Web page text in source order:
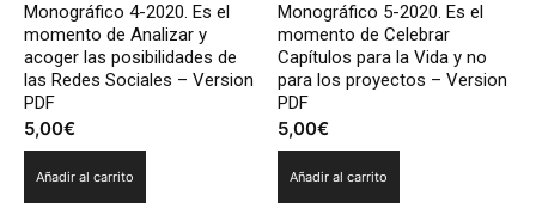
Monográfico 4-2020. Es el
momento de Analizar y
acoger las posibilidades de
las Redes Sociales – Version
PDF
5,00€
Añadir al carrito
Monográfico 5-2020. Es el
momento de Celebrar
Capítulos para la Vida y no
para los proyectos – Version
PDF
5,00€
Añadir al carrito